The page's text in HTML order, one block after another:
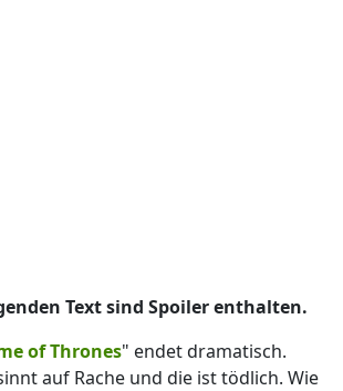
Text sind Spoiler enthalten.
of Thrones" endet dramatisch.
auf Rache und die ist tödlich. Wie